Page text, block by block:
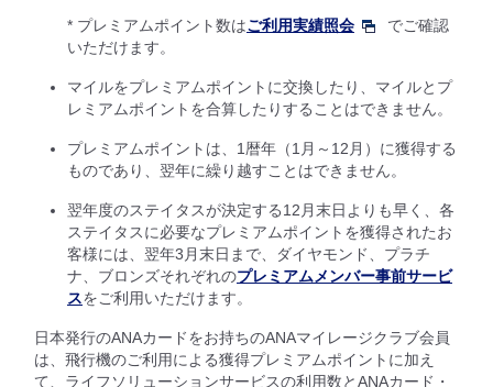
* プレミアムポイント数はご利用実績照会
でご確認
いただけます。
マイルをプレミアムポイントに交換したり、マイルとプ
レミアムポイントを合算したりすることはできません。
プレミアムポイントは、1暦年（1月～12月）に獲得する
ものであり、翌年に繰り越すことはできません。
翌年度のステイタスが決定する12月末日よりも早く、各
ステイタスに必要なプレミアムポイントを獲得されたお
客様には、翌年3月末日まで、ダイヤモンド、プラチ
ナ、ブロンズそれぞれのプレミアムメンバー事前サービ
スをご利用いただけます。
日本発行のANAカードをお持ちのANAマイレージクラブ会員
は、飛行機のご利用による獲得プレミアムポイントに加え
て、ライフソリューションサービスの利用数とANAカード・